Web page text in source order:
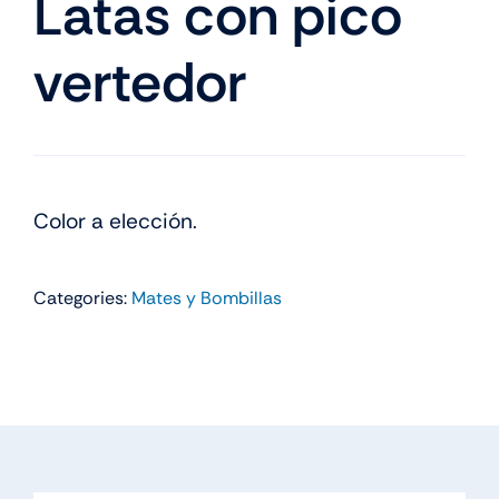
Latas con pico
vertedor
Color a elección.
Categories: Mates y Bombillas